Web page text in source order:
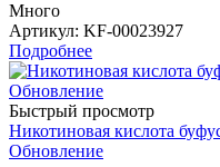
Много
Артикул: KF-00023927
Подробнее
Быстрый просмотр
Никотиновая кислота
Обновление